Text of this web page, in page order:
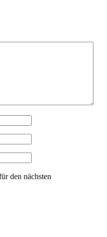
den nächsten